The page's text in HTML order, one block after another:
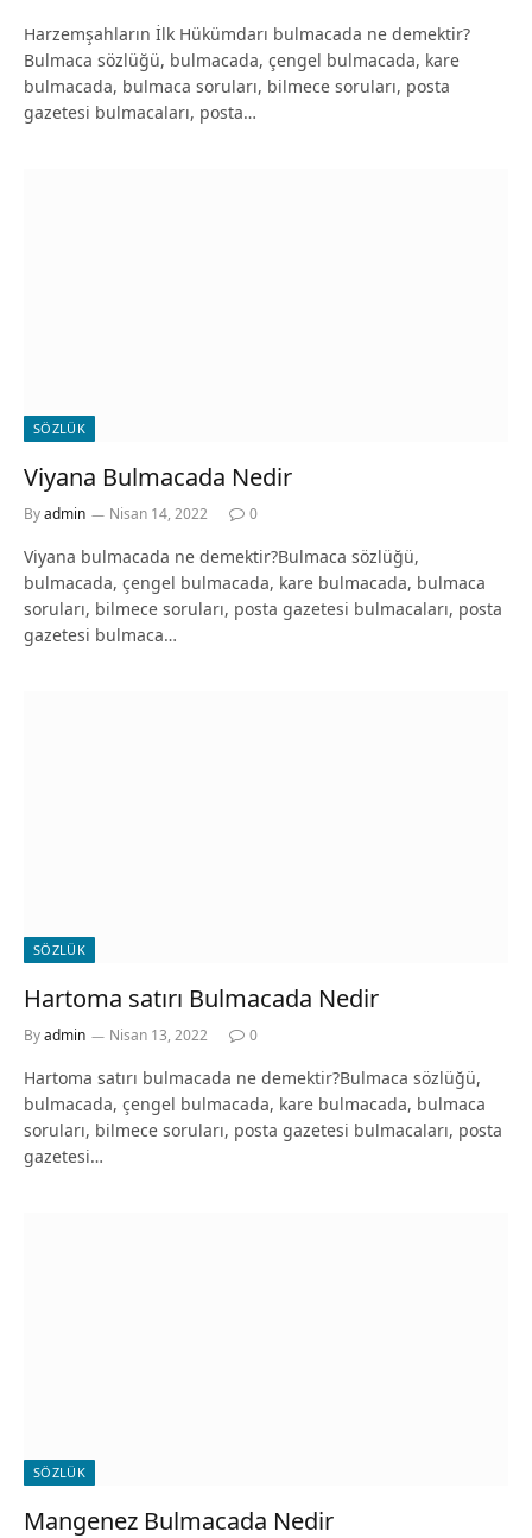
Harzemşahların İlk Hükümdarı bulmacada ne demektir?
Bulmaca sözlüğü, bulmacada, çengel bulmacada, kare
bulmacada, bulmaca soruları, bilmece soruları, posta
gazetesi bulmacaları, posta…
SÖZLÜK
Viyana Bulmacada Nedir
Byadmin Nisan 14, 2022 0
Viyana bulmacada ne demektir?Bulmaca sözlüğü,
bulmacada, çengel bulmacada, kare bulmacada, bulmaca
soruları, bilmece soruları, posta gazetesi bulmacaları, posta
gazetesi bulmaca…
SÖZLÜK
Hartoma satırı Bulmacada Nedir
Byadmin Nisan 13, 2022 0
Hartoma satırı bulmacada ne demektir?Bulmaca sözlüğü,
bulmacada, çengel bulmacada, kare bulmacada, bulmaca
soruları, bilmece soruları, posta gazetesi bulmacaları, posta
gazetesi…
SÖZLÜK
Mangenez Bulmacada Nedir